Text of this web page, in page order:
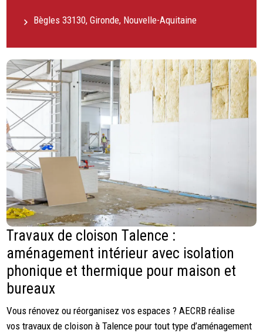
Bègles 33130, Gironde, Nouvelle-Aquitaine
Travaux de cloison Talence :
aménagement intérieur avec isolation
phonique et thermique pour maison et
bureaux
Vous rénovez ou réorganisez vos espaces ? AECRB réalise
vos travaux de cloison à Talence pour tout type d’aménagement